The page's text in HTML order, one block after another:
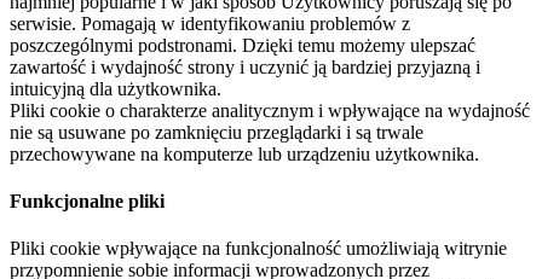
serwisie. Pomagają w identyfikowaniu problemów z
poszczególnymi podstronami. Dzięki temu możemy ulepszać
zawartość i wydajność strony i uczynić ją bardziej przyjazną i
intuicyjną dla użytkownika.
Pliki cookie o charakterze analitycznym i wpływające na wydajność
nie są usuwane po zamknięciu przeglądarki i są trwale
przechowywane na komputerze lub urządzeniu użytkownika.
Funkcjonalne pliki
Pliki cookie wpływające na funkcjonalność umożliwiają witrynie
przypomnienie sobie informacji wprowadzonych przez